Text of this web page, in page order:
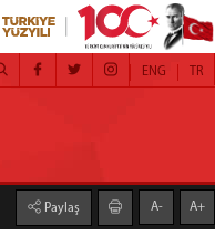
TR
ENG
Paylaş A- A+